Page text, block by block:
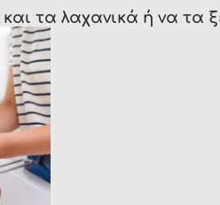
τα λαχανικά ή να τα